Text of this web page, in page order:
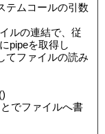
テムコールの引数
ルの連結で、従
pipeを取得し
てファイルの読み
でファイルへ書